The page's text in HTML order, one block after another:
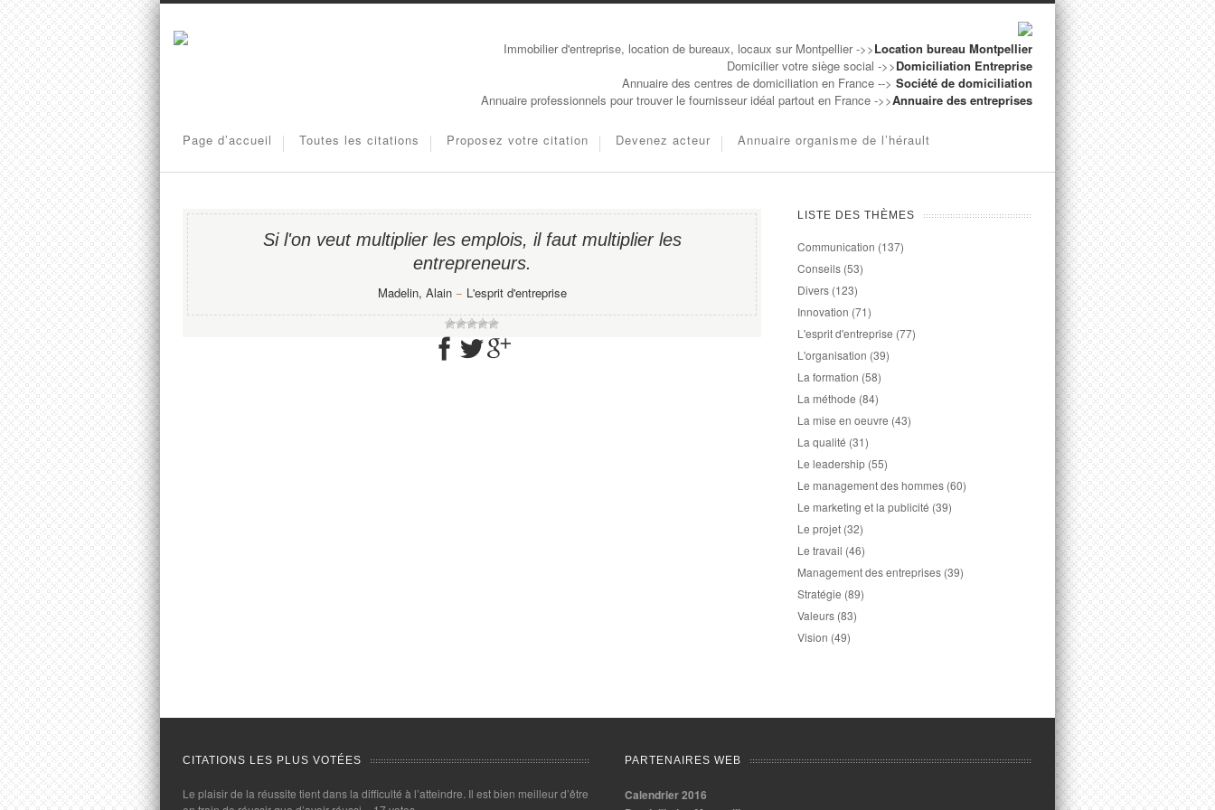
Immobilier d'entreprise, location de bureaux, locaux sur Montpellier ->>Location bureau Montpellier
Domicilier votre siège social ->>Domiciliation Entreprise
Annuaire des centres de domiciliation en France --> Société de domiciliation
Annuaire professionnels pour trouver le fournisseur idéal partout en France ->>Annuaire des entreprises
Page d’accueil Toutes les citations Proposez votre citation Devenez acteur Annuaire organisme de l’hérault
Si l'on veut multiplier les emplois, il faut multiplier les
entrepreneurs.
Madelin, Alain− L'esprit d'entreprise
LISTE DES THÈMES
Communication (137)
Conseils (53)
Divers (123)
Innovation (71)
L'esprit d'entreprise (77)
L'organisation (39)
La formation (58)
La méthode (84)
La mise en oeuvre (43)
La qualité (31)
Le leadership (55)
Le management des hommes (60)
Le marketing et la publicité (39)
Le projet (32)
Le travail (46)
Management des entreprises (39)
Stratégie (89)
Valeurs (83)
Vision (49)
CITATIONS LES PLUS VOTÉES
Le plaisir de la réussite tient dans la difficulté à l’atteindre. Il est bien meilleur d’être
PARTENAIRES WEB
Calendrier 2016